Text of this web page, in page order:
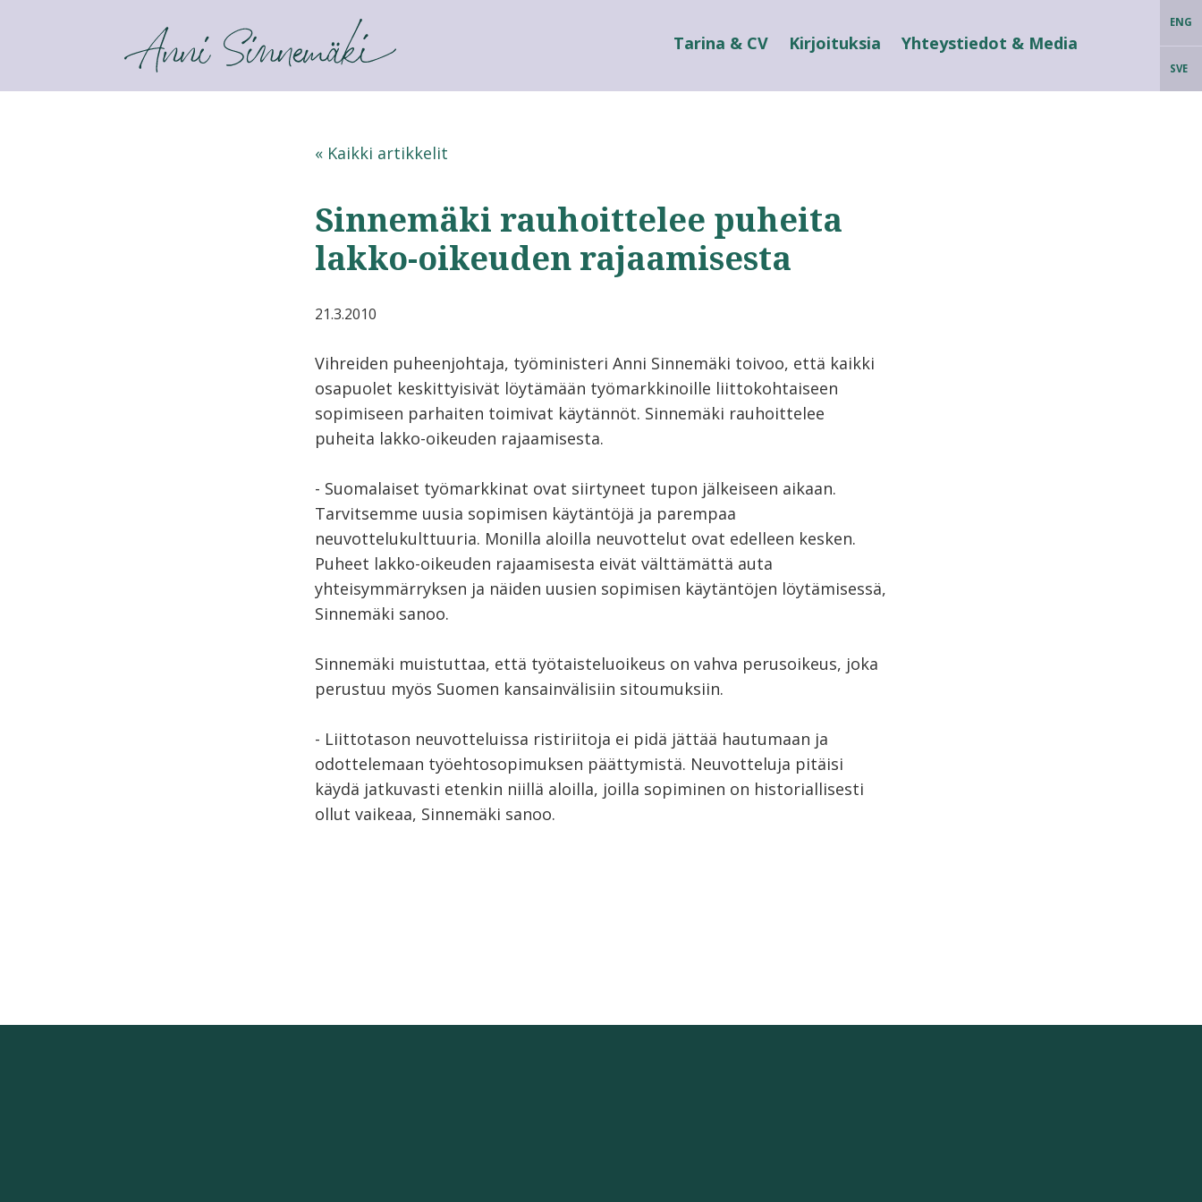
ANNI SINNEMÄKI ENG
SVE
Tarina & CV Kirjoituksia Yhteystiedot & Media
« Kaikki artikkelit
Sinnemäki rauhoittelee puheita
lakko-oikeuden rajaamisesta
21.3.2010
Vihreiden puheenjohtaja, työministeri Anni Sinnemäki toivoo, että kaikki
osapuolet keskittyisivät löytämään työmarkkinoille liittokohtaiseen
sopimiseen parhaiten toimivat käytännöt. Sinnemäki rauhoittelee
puheita lakko-oikeuden rajaamisesta.
- Suomalaiset työmarkkinat ovat siirtyneet tupon jälkeiseen aikaan.
Tarvitsemme uusia sopimisen käytäntöjä ja parempaa
neuvottelukulttuuria. Monilla aloilla neuvottelut ovat edelleen kesken.
Puheet lakko-oikeuden rajaamisesta eivät välttämättä auta
yhteisymmärryksen ja näiden uusien sopimisen käytäntöjen löytämisessä,
Sinnemäki sanoo.
Sinnemäki muistuttaa, että työtaisteluoikeus on vahva perusoikeus, joka
perustuu myös Suomen kansainvälisiin sitoumuksiin.
- Liittotason neuvotteluissa ristiriitoja ei pidä jättää hautumaan ja
odottelemaan työehtosopimuksen päättymistä. Neuvotteluja pitäisi
käydä jatkuvasti etenkin niillä aloilla, joilla sopiminen on historiallisesti
ollut vaikeaa, Sinnemäki sanoo.